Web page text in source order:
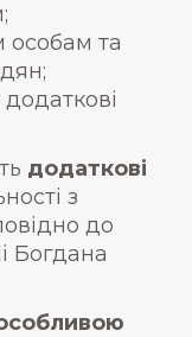
особам та
додаткові
з
до
Богдана